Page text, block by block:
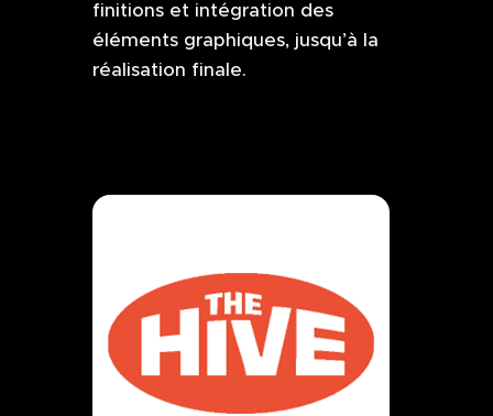
finitions et intégration des
éléments graphiques, jusqu’à la
réalisation finale.